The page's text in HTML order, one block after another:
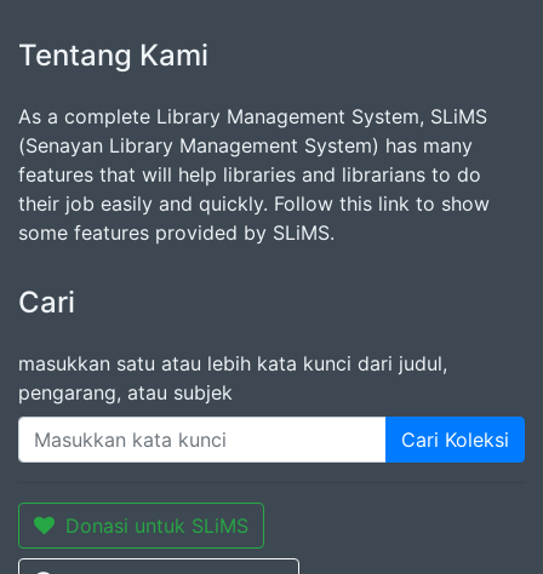
Tentang Kami
As a complete Library Management System, SLiMS
(Senayan Library Management System) has many
features that will help libraries and librarians to do
their job easily and quickly. Follow this link to show
some features provided by SLiMS.
Cari
masukkan satu atau lebih kata kunci dari judul,
pengarang, atau subjek
Cari Koleksi
Donasi untuk SLiMS